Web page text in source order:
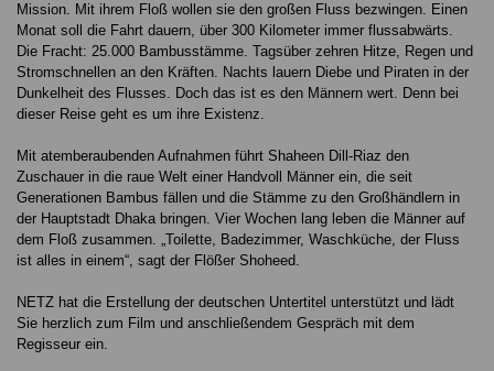
Mission. Mit ihrem Floß wollen sie den großen Fluss bezwingen. Einen
Monat soll die Fahrt dauern, über 300 Kilometer immer flussabwärts.
Die Fracht: 25.000 Bambusstämme. Tagsüber zehren Hitze, Regen und
Stromschnellen an den Kräften. Nachts lauern Diebe und Piraten in der
Dunkelheit des Flusses. Doch das ist es den Männern wert. Denn bei
dieser Reise geht es um ihre Existenz.
Mit atemberaubenden Aufnahmen führt Shaheen Dill-Riaz den
Zuschauer in die raue Welt einer Handvoll Männer ein, die seit
Generationen Bambus fällen und die Stämme zu den Großhändlern in
der Hauptstadt Dhaka bringen. Vier Wochen lang leben die Männer auf
dem Floß zusammen. „Toilette, Badezimmer, Waschküche, der Fluss
ist alles in einem“, sagt der Flößer Shoheed.
NETZ hat die Erstellung der deutschen Untertitel unterstützt und lädt
Sie herzlich zum Film und anschließendem Gespräch mit dem
Regisseur ein.